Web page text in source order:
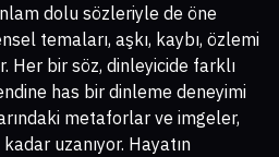
dolu sözleriyle de öne
temaları, aşkı, kaybı, özlemi
Her bir söz, dinleyicide farklı
has bir dinleme deneyimi
metaforlar ve imgeler,
uzanıyor. Hayatın